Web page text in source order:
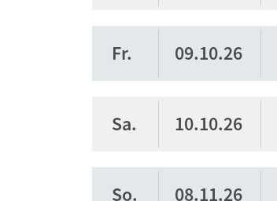
Fr. 09.10.26
Sa. 10.10.26
So. 08.11.26